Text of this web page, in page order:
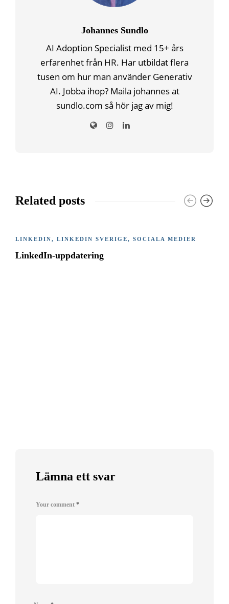
Johannes Sundlo
AI Adoption Specialist med 15+ års
erfarenhet från HR. Har utbildat flera
tusen om hur man använder Generativ
AI. Jobba ihop? Maila johannes at
sundlo.com så hör jag av mig!
Related posts
LINKEDIN, LINKEDIN SVERIGE, SOCIALA MEDIER
LinkedIn-uppdatering
Lämna ett svar
Your comment *